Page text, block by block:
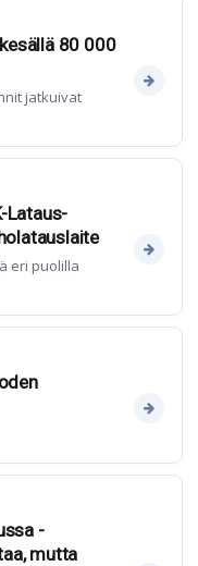
80 000
jatkuivat
Lataus-
eri puolilla
-
mutta